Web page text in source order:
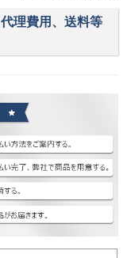
理費用、送料等